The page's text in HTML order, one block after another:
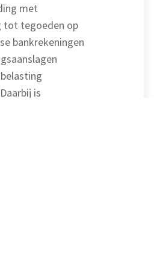
met
tot tegoeden op
bankrekeningen
is